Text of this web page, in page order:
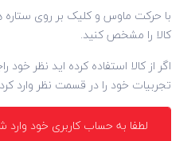
با حرکت ماوس و کلیک بر روی ستاره
کالا را مشخص کنید.
اگر از کالا استفاده کرده اید نظر
تجربیات خود را در قسمت نظر وارد
لطفا به حساب کاربری خود وارد